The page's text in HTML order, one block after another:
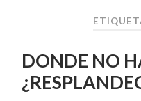
DONDE NO